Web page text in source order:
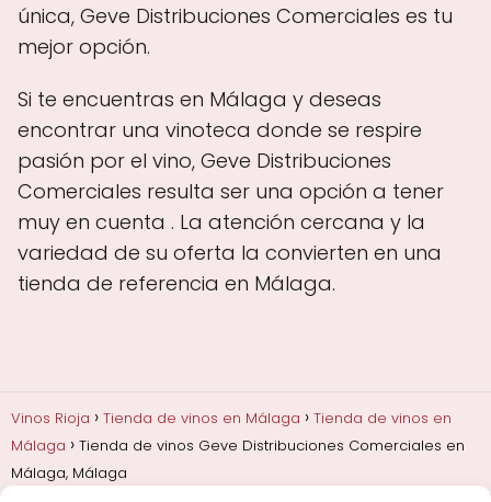
única, Geve Distribuciones Comerciales es tu
mejor opción.
Si te encuentras en Málaga y deseas
encontrar una vinoteca donde se respire
pasión por el vino, Geve Distribuciones
Comerciales resulta ser una opción a tener
muy en cuenta . La atención cercana y la
variedad de su oferta la convierten en una
tienda de referencia en Málaga.
Vinos Rioja Tienda de vinos en Málaga
Tienda de vinos en
Málaga
Tienda de vinos Geve Distribuciones Comerciales en
Málaga, Málaga